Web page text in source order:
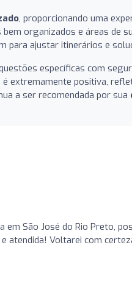
, proporcionando uma
bem organizados e áreas de
para ajustar itinerários e
específicas com
é extremamente positiva,
a ser recomendada por sua
em São José do Rio Preto,
atendida! Voltarei com